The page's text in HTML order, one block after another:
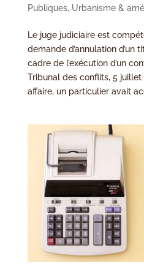
Publiques, Urbanisme &
Le juge judiciaire est
demande d’annulation d’un
cadre de l’exécution d’un
Tribunal des conflits, 5 juillet
affaire, un particulier avait